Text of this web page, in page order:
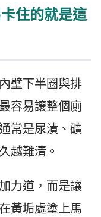
住的就是這
壁下半圈與排
容易讓整個廁
常是尿漬、礦
越難清。
力道，而是讓
黃垢處塗上馬